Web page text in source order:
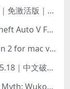
🔥CleanMyMac X5 For Mac v5.5.7｜免激活版｜macOS系统优化/清理神器
侠盗猎车手5 GTA5 Mac版 Grand Theft Auto V For Mac｜中文破解版
荒野大镖客2 Red Dead Redemption 2 for mac v1436.28｜中文移植版｜最好玩的开放世界游戏
Macs Fan Control Pro for mac v1.5.18｜中文破解版｜风扇监控与控制工具
黑神话：悟空 豪华版 Mac版 Black Myth: Wukong For Mac v1.0.21.23831｜国语中文移植版｜仅限终身VIP交流学习｜含Mac+Win版